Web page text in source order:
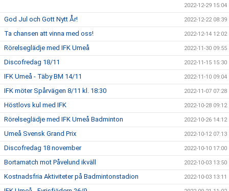
2022-12-29 15:04
God Jul och Gott Nytt År! 2022-12-22 08:39
Ta chansen att vinna med oss! 2022-12-14 12:02
Rörelseglädje med IFK Umeå 2022-11-30 09:55
Discofredag 18/11 2022-11-15 15:30
IFK Umeå - Täby BM 14/11 2022-11-10 09:04
IFK möter Spårvägen 8/11 kl. 18:30 2022-11-07 07:28
Höstlovs kul med IFK 2022-10-28 09:12
Rörelseglädje med IFK Umeå Badminton 2022-10-26 14:12
Umeå Svensk Grand Prix 2022-10-12 07:13
Discofredag 18 november 2022-10-10 17:00
Bortamatch mot Påvelund ikväll 2022-10-03 13:50
Kostnadsfria Aktiviteter på Badmintonstadion 2022-10-03 13:11